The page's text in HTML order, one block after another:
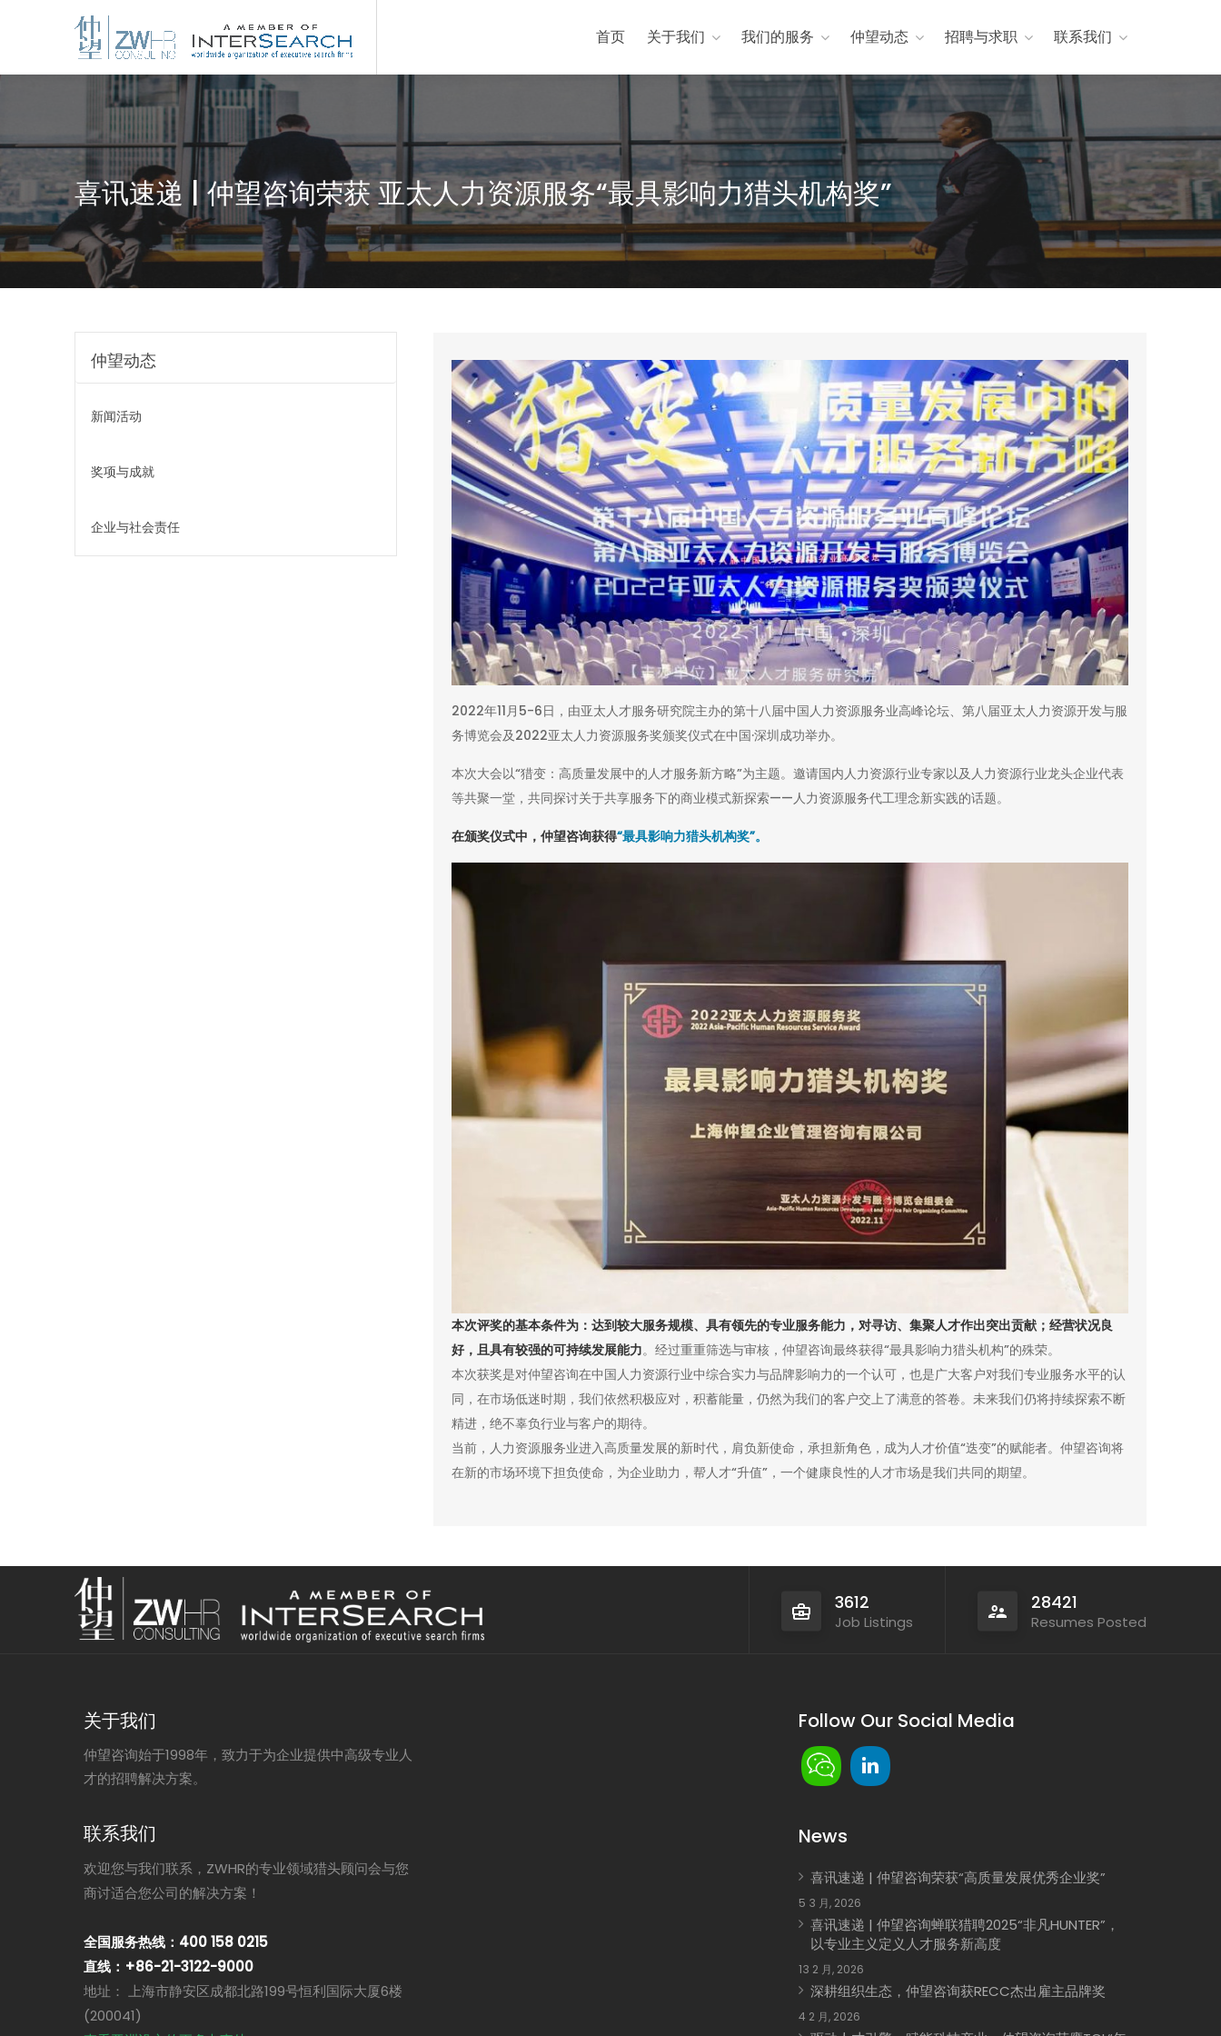
首页 关于我们 我们的服务 仲望动态 招聘与求职 联系我们
喜讯速递 | 仲望咨询荣获 亚太人力资源服务“最具影响力猎头机构奖”
2022年11月5-6日，由亚太人才服务研究院主办的第十八届中国人力资源服务业高峰论坛、第八届亚太人力资源开发与服
务博览会及2022亚太人力资源服务奖颁奖仪式在中国·深圳成功举办。
本次大会以“猎变：高质量发展中的人才服务新方略”为主题。邀请国内人力资源行业专家以及人力资源行业龙头企业代表
等共聚一堂，共同探讨关于共享服务下的商业模式新探索——人力资源服务代工理念新实践的话题。
在颁奖仪式中，仲望咨询获得“最具影响力猎头机构奖”。
本次评奖的基本条件为：达到较大服务规模、具有领先的专业服务能力，对寻访、集聚人才作出突出贡献；经营状况良
好，且具有较强的可持续发展能力。经过重重筛选与审核，仲望咨询最终获得“最具影响力猎头机构”的殊荣。
本次获奖是对仲望咨询在中国人力资源行业中综合实力与品牌影响力的一个认可，也是广大客户对我们专业服务水平的认
同，在市场低迷时期，我们依然积极应对，积蓄能量，仍然为我们的客户交上了满意的答卷。未来我们仍将持续探索不断
精进，绝不辜负行业与客户的期待。
当前，人力资源服务业进入高质量发展的新时代，肩负新使命，承担新角色，成为人才价值“迭变”的赋能者。仲望咨询将
在新的市场环境下担负使命，为企业助力，帮人才“升值”，一个健康良性的人才市场是我们共同的期望。
仲望动态
新闻活动
奖项与成就
企业与社会责任
3612
Job Listings
28421
Resumes Posted
关于我们
仲望咨询始于1998年，致力于为企业提供中高级专业人
才的招聘解决方案。
联系我们
欢迎您与我们联系，ZWHR的专业领域猎头顾问会与您
商讨适合您公司的解决方案！
全国服务热线：400 158 0215
直线：+86-21-3122-9000
地址： 上海市静安区成都北路199号恒利国际大厦6楼
(200041)
Follow Our Social Media
News
喜讯速递 | 仲望咨询荣获“高质量发展优秀企业奖”
5 3 月, 2026
喜讯速递 | 仲望咨询蝉联猎聘2025“非凡HUNTER”，
以专业主义定义人才服务新高度
13 2 月, 2026
深耕组织生态，仲望咨询获RECC杰出雇主品牌奖
4 2 月, 2026